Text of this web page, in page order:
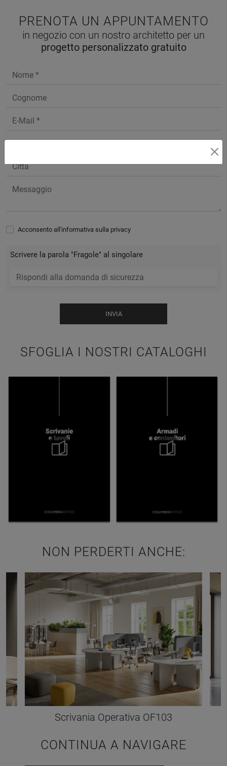
SFOGLIA I NOSTRI CATALOGHI
PRENOTA UN APPUNTAMENTO
in negozio con un nostro architetto per un
progetto personalizzato gratuito
Acconsento all'informativa sulla privacy
Scrivere la parola "Fragole" al singolare
INVIA
NON PERDERTI ANCHE:
Scrivania Operativa OF103
CONTINUA A NAVIGARE